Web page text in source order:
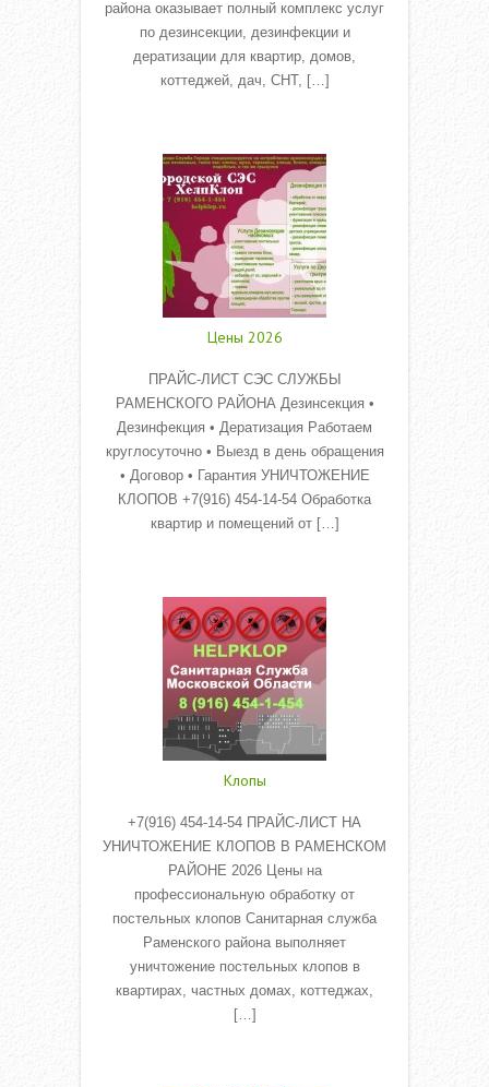
района оказывает полный комплекс услуг
по дезинсекции, дезинфекции и
дератизации для квартир, домов,
коттеджей, дач, СНТ, […]
Цены 2026
ПРАЙС-ЛИСТ СЭС СЛУЖБЫ
РАМЕНСКОГО РАЙОНА Дезинсекция •
Дезинфекция • Дератизация Работаем
круглосуточно • Выезд в день обращения
• Договор • Гарантия УНИЧТОЖЕНИЕ
КЛОПОВ +7(916) 454-14-54 Обработка
квартир и помещений от […]
Клопы
+7(916) 454-14-54 ПРАЙС-ЛИСТ НА
УНИЧТОЖЕНИЕ КЛОПОВ В РАМЕНСКОМ
РАЙОНЕ 2026 Цены на
профессиональную обработку от
постельных клопов Санитарная служба
Раменского района выполняет
уничтожение постельных клопов в
квартирах, частных домах, коттеджах,
[…]